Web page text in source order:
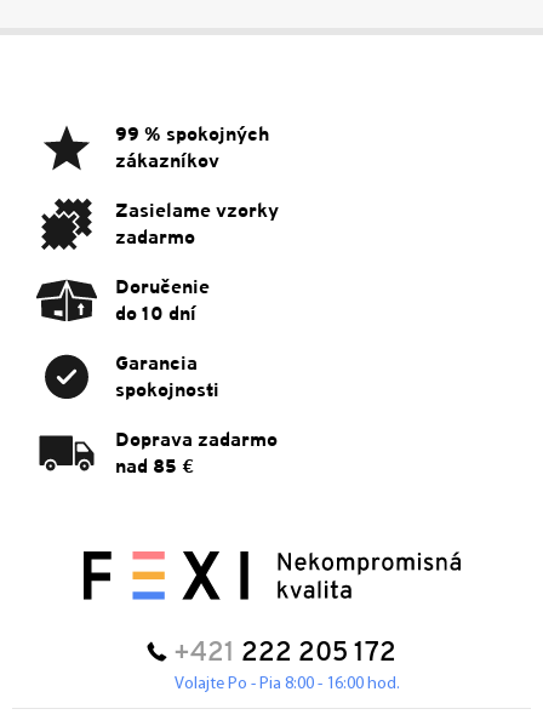
99 % spokojných
zákazníkov
Zasielame vzorky
zadarmo
Doručenie
do 10 dní
Garancia
spokojnosti
Doprava zadarmo
nad 85 €
+421 222 205 172
Volajte Po - Pia 8:00 - 16:00 hod.